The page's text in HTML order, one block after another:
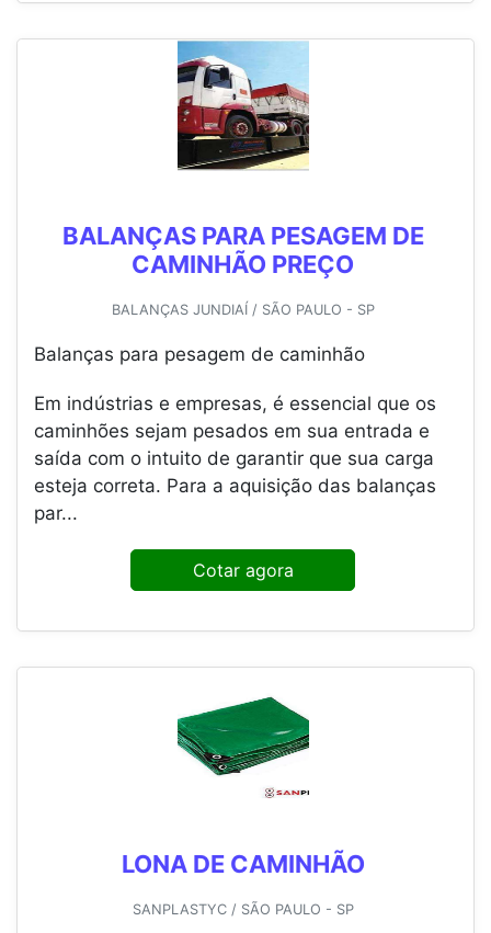
BALANÇAS PARA PESAGEM DE
CAMINHÃO PREÇO
BALANÇAS JUNDIAÍ / SÃO PAULO - SP
Balanças para pesagem de caminhão
Em indústrias e empresas, é essencial que os
caminhões sejam pesados em sua entrada e
saída com o intuito de garantir que sua carga
esteja correta. Para a aquisição das balanças
par...
Cotar agora
LONA DE CAMINHÃO
SANPLASTYC / SÃO PAULO - SP